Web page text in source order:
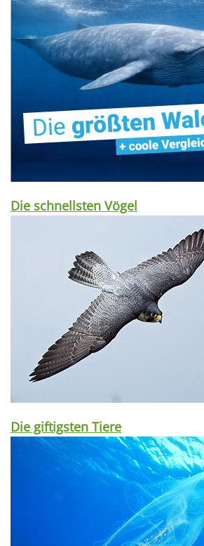
Die schnellsten Vögel
Die giftigsten Tiere